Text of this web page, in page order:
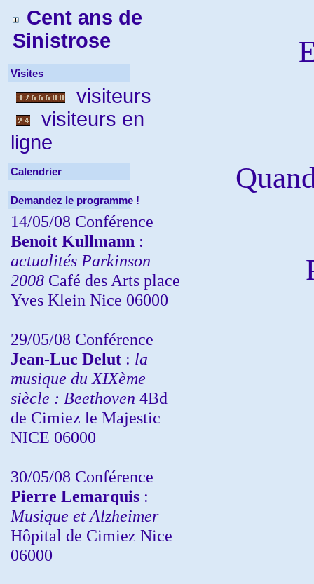
Cent ans de
Sinistrose
Visites
visiteurs
visiteurs en
ligne
Calendrier
Demandez le programme !
14/05/08 Conférence
Benoit Kullmann :
actualités Parkinson
2008 Café des Arts place
Yves Klein Nice 06000
29/05/08 Conférence
Jean-Luc Delut : la
musique du XIXème
siècle : Beethoven 4Bd
de Cimiez le Majestic
NICE 06000
30/05/08 Conférence
Pierre Lemarquis :
Musique et Alzheimer
Hôpital de Cimiez Nice
06000